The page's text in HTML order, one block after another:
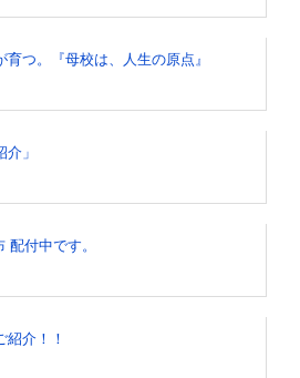
つ。『母校は、人生の原点』
」
配付中です。
紹介！！